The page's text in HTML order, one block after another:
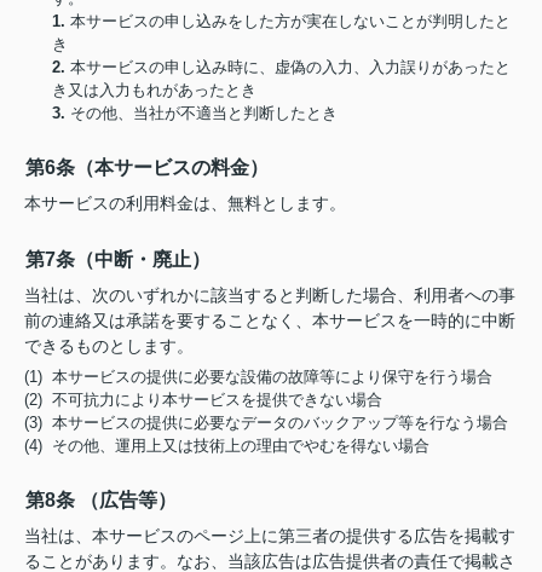
1. 本サービスの申し込みをした方が実在しないことが判明したと
き
2. 本サービスの申し込み時に、虚偽の入力、入力誤りがあったと
き又は入力もれがあったとき
3. その他、当社が不適当と判断したとき
第6条（本サービスの料金）
本サービスの利用料金は、無料とします。
第7条（中断・廃止）
当社は、次のいずれかに該当すると判断した場合、利用者への事
前の連絡又は承諾を要することなく、本サービスを一時的に中断
できるものとします。
(1) 本サービスの提供に必要な設備の故障等により保守を行う場合
(2) 不可抗力により本サービスを提供できない場合
(3) 本サービスの提供に必要なデータのバックアップ等を行なう場合
(4) その他、運用上又は技術上の理由でやむを得ない場合
第8条 （広告等）
当社は、本サービスのページ上に第三者の提供する広告を掲載す
ることがあります。なお、当該広告は広告提供者の責任で掲載さ